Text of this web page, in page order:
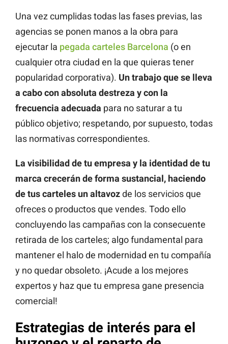
Una vez cumplidas todas las fases previas, las
agencias se ponen manos a la obra para
ejecutar la pegada carteles Barcelona (o en
cualquier otra ciudad en la que quieras tener
popularidad corporativa). Un trabajo que se lleva
a cabo con absoluta destreza y con la
frecuencia adecuada para no saturar a tu
público objetivo; respetando, por supuesto, todas
las normativas correspondientes.
La visibilidad de tu empresa y la identidad de tu
marca crecerán de forma sustancial, haciendo
de tus carteles un altavozde los servicios que
ofreces o productos que vendes. Todo ello
concluyendo las campañas con la consecuente
retirada de los carteles; algo fundamental para
mantener el halo de modernidad en tu compañía
y no quedar obsoleto. ¡Acude a los mejores
expertos y haz que tu empresa gane presencia
comercial!
Estrategias de interés para el